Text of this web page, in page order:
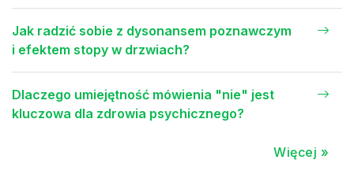
Jak radzić sobie z dysonansem poznawczym
i efektem stopy w drzwiach?
Dlaczego umiejętność mówienia "nie" jest
kluczowa dla zdrowia psychicznego?
Więcej »